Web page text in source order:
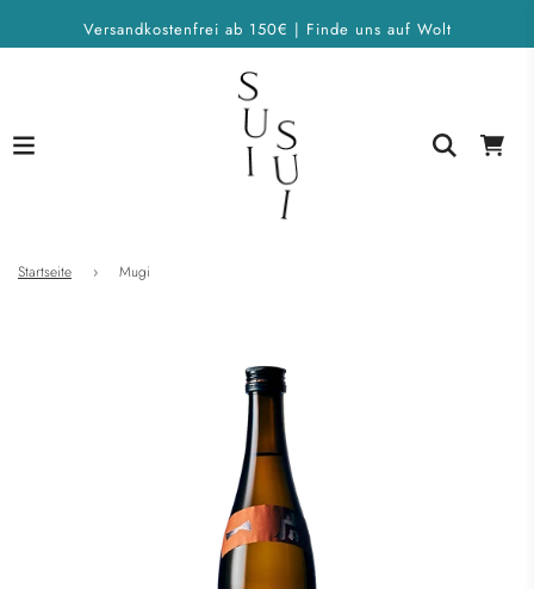
Versandkostenfrei ab 150€ | Finde uns auf Wolt
Startseite › Mugi